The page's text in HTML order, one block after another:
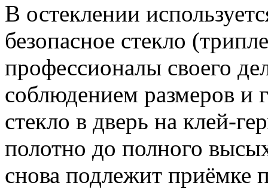
В остеклении
безопасное стекло
профессионалы своего
соблюдением размеров и
стекло в дверь на клей-
полотно до полного
снова подлежит приёмке